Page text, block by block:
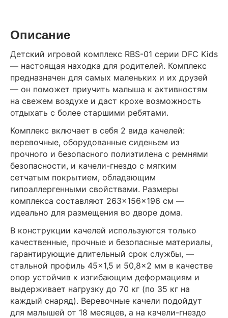
Описание
Детский игровой комплекс RBS-01 серии DFC Kids
— настоящая находка для родителей. Комплекс
предназначен для самых маленьких и их друзей
— он поможет приучить малыша к активностям
на свежем воздухе и даст крохе возможность
отдыхать с более старшими ребятами.
Комплекс включает в себя 2 вида качелей:
веревочные, оборудованные сиденьем из
прочного и безопасного полиэтилена с ремнями
безопасности, и качели-гнездо с мягким
сетчатым покрытием, обладающим
гипоаллергенными свойствами. Размеры
комплекса составляют 263×156×196 см —
идеально для размещения во дворе дома.
В конструкции качелей используются только
качественные, прочные и безопасные материалы,
гарантирующие длительный срок службы, —
стальной профиль 45×1,5 и 50,8×2 мм в качестве
опор устойчив к изгибающим деформациям и
выдерживает нагрузку до 70 кг (по 35 кг на
каждый снаряд). Веревочные качели подойдут
для малышей от 18 месяцев, а на качели-гнездо